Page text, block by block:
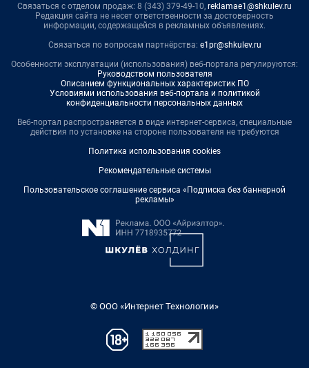
Связаться с отделом продаж: 8 (343) 379-49-10, reklamae1@shkulev.ru
Редакция сайта не несет ответственности за достоверность
информации, содержащейся в рекламных объявлениях.
Связаться по вопросам партнёрства: e1pr@shkulev.ru
Особенности эксплуатации (использования) веб-портала регулируются:
Руководством пользователя
Описанием функциональных характеристик ПО
Условиями использования веб-портала и политикой
конфиденциальности персональных данных
Веб-портал распространяется в виде интернет-сервиса, специальные
действия по установке на стороне пользователя не требуются
Политика использования cookies
Рекомендательные системы
Пользовательское соглашение сервиса «Подписка без баннерной
рекламы»
© ООО «Интернет Технологии»